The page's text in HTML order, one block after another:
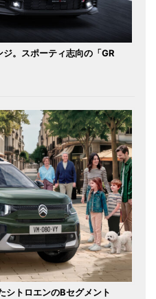
。スポーティ志向の「GR
シトロエンのBセグメント